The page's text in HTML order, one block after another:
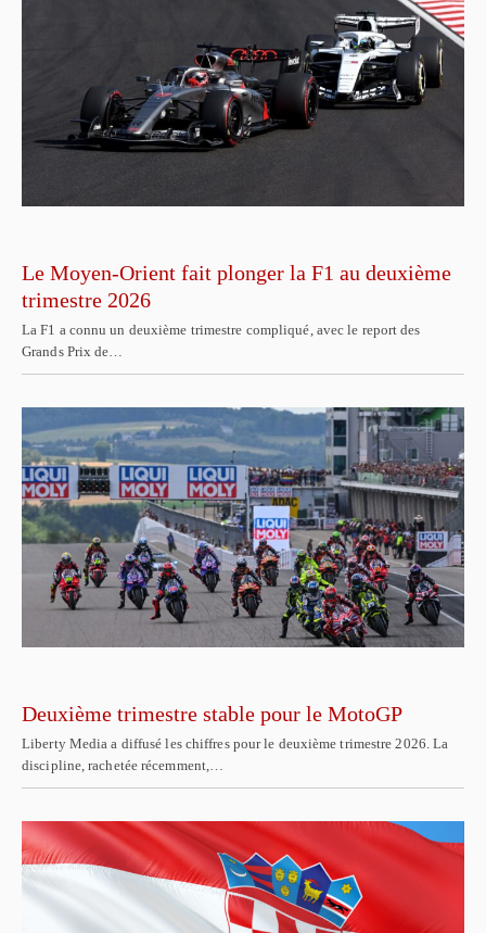
Le Moyen-Orient fait plonger la F1 au deuxième
trimestre 2026
La F1 a connu un deuxième trimestre compliqué, avec le report des
Grands Prix de…
Deuxième trimestre stable pour le MotoGP
Liberty Media a diffusé les chiffres pour le deuxième trimestre 2026. La
discipline, rachetée récemment,…